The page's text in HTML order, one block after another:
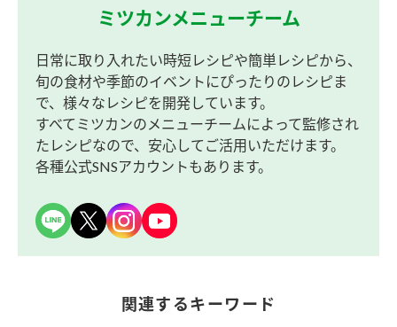
ミツカンメニューチーム
日常に取り入れたい時短レシピや簡単レシピから、
旬の食材や季節のイベントにぴったりのレシピま
で、様々なレシピを開発しています。
すべてミツカンのメニューチームによって監修され
たレシピなので、安心してご活用いただけます。
各種公式SNSアカウントもあります。
関連するキーワード